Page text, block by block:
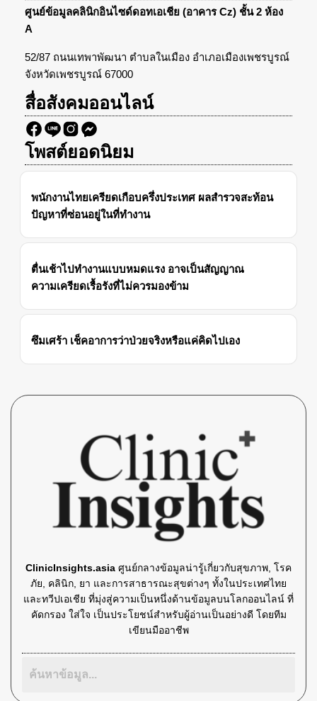
ศูนย์ข้อมูลคลินิกอินไซด์ดอทเอเชีย (อาคาร Cz) ชั้น 2 ห้อง
A
52/87 ถนนเทพาพัฒนา ตำบลในเมือง อำเภอเมืองเพชรบูรณ์
จังหวัดเพชรบูรณ์ 67000
สื่อสังคมออนไลน์
โพสต์ยอดนิยม
พนักงานไทยเครียดเกือบครึ่งประเทศ ผลสำรวจสะท้อน
ปัญหาที่ซ่อนอยู่ในที่ทำงาน
ตื่นเช้าไปทำงานแบบหมดแรง อาจเป็นสัญญาณ
ความเครียดเรื้อรังที่ไม่ควรมองข้าม
ซึมเศร้า เช็คอาการว่าป่วยจริงหรือแค่คิดไปเอง
ClinicInsights.asia ศูนย์กลางข้อมูลน่ารู้เกี่ยวกับสุขภาพ, โรค
ภัย, คลินิก, ยา และการสาธารณะสุขต่างๆ ทั้งในประเทศไทย
และทวีปเอเชีย ที่มุ่งสู่ความเป็นหนึ่งด้านข้อมูลบนโลกออนไลน์ ที่
คัดกรอง ใส่ใจ เป็นประโยชน์สำหรับผู้อ่านเป็นอย่างดี โดยทีม
เขียนมืออาชีพ